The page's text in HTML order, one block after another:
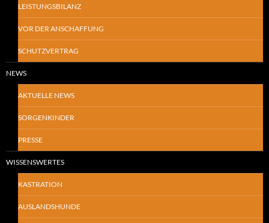
LEISTUNGSBILANZ
VOR DER ANSCHAFFUNG
SCHUTZVERTRAG
NEWS
AKTUELLE NEWS
SORGENKINDER
PRESSE
WISSENSWERTES
KASTRATION
AUSLANDSHUNDE